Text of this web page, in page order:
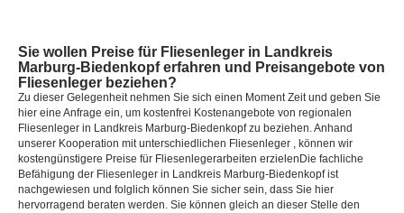
Sie wollen Preise für Fliesenleger in Landkreis
Marburg-Biedenkopf erfahren und Preisangebote von
Fliesenleger beziehen?
Zu dieser Gelegenheit nehmen Sie sich einen Moment Zeit und geben Sie
hier eine Anfrage ein, um kostenfrei Kostenangebote von regionalen
Fliesenleger in Landkreis Marburg-Biedenkopf zu beziehen. Anhand
unserer Kooperation mit unterschiedlichen Fliesenleger , können wir
kostengünstigere Preise für Fliesenlegerarbeiten erzielenDie fachliche
Befähigung der Fliesenleger in Landkreis Marburg-Biedenkopf ist
nachgewiesen und folglich können Sie sicher sein, dass Sie hier
hervorragend beraten werden. Sie können gleich an dieser Stelle den